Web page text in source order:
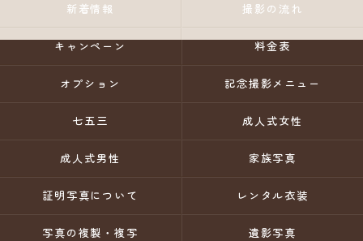
新着情報 撮影の流れ
キャンペーン 料金表
オプション 記念撮影メニュー
七五三 成人式女性
成人式男性 家族写真
証明写真について レンタル衣装
写真の複製・複写 遺影写真